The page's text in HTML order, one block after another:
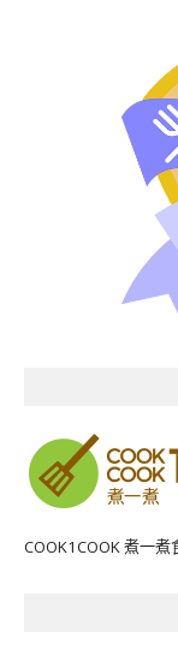
COOK1COOK 煮一煮